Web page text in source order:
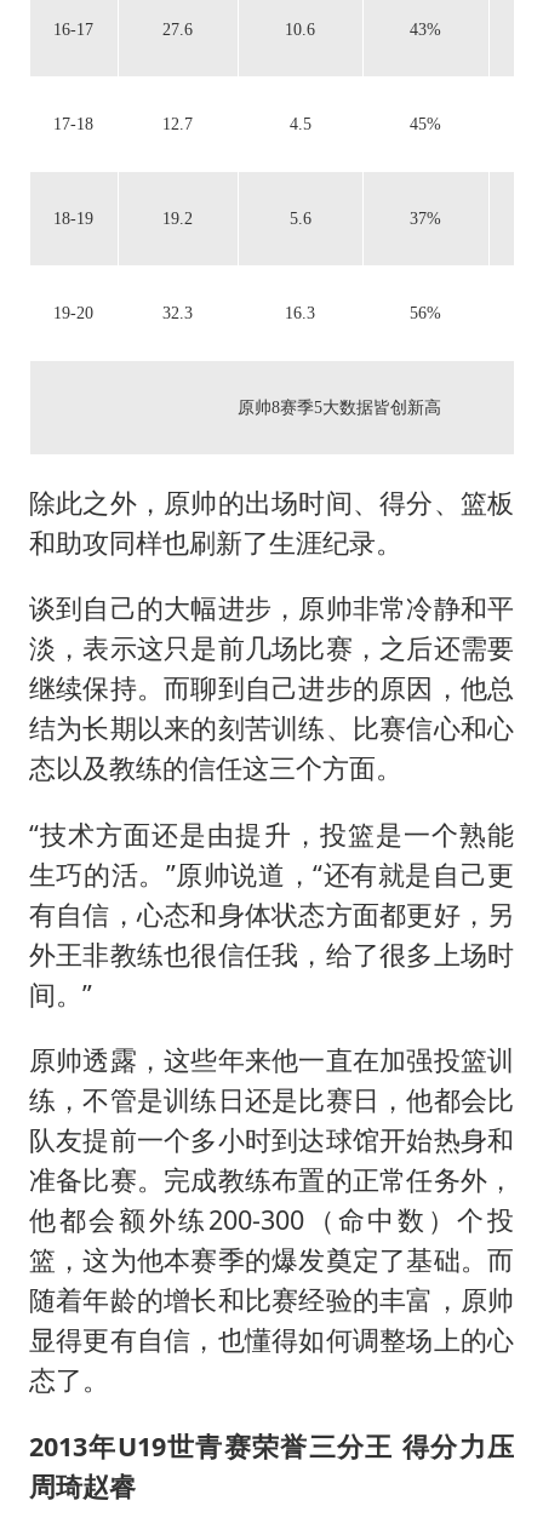
16-17 27.6 10.6 43%
17-18 12.7 4.5 45%
18-19 19.2 5.6 37%
19-20 32.3 16.3 56%
原帅8赛季5大数据皆创新高
除此之外，原帅的出场时间、得分、篮板
和助攻同样也刷新了生涯纪录。
谈到自己的大幅进步，原帅非常冷静和平
淡，表示这只是前几场比赛，之后还需要
继续保持。而聊到自己进步的原因，他总
结为长期以来的刻苦训练、比赛信心和心
态以及教练的信任这三个方面。
“技术方面还是由提升，投篮是一个熟能
生巧的活。”原帅说道，“还有就是自己更
有自信，心态和身体状态方面都更好，另
外王非教练也很信任我，给了很多上场时
间。”
原帅透露，这些年来他一直在加强投篮训
练，不管是训练日还是比赛日，他都会比
队友提前一个多小时到达球馆开始热身和
准备比赛。完成教练布置的正常任务外，
他都会额外练200-300（命中数）个投
篮，这为他本赛季的爆发奠定了基础。而
随着年龄的增长和比赛经验的丰富，原帅
显得更有自信，也懂得如何调整场上的心
态了。
2013年U19世青赛荣誉三分王 得分力压
周琦赵睿